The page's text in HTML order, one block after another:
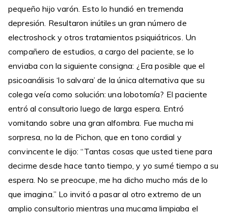
pequeño hijo varón. Esto lo hundió en tremenda
depresión. Resultaron inútiles un gran número de
electroshock y otros tratamientos psiquiátricos. Un
compañero de estudios, a cargo del paciente, se lo
enviaba con la siguiente consigna: ¿Era posible que el
psicoanálisis ‘lo salvara’ de la única alternativa que su
colega veía como solución: una lobotomía? El paciente
entró al consultorio luego de larga espera. Entró
vomitando sobre una gran alfombra. Fue mucha mi
sorpresa, no la de Pichon, que en tono cordial y
convincente le dijo: “Tantas cosas que usted tiene para
decirme desde hace tanto tiempo, y yo sumé tiempo a su
espera. No se preocupe, me ha dicho mucho más de lo
que imagina.” Lo invitó a pasar al otro extremo de un
amplio consultorio mientras una mucama limpiaba el